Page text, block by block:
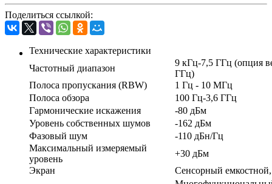
Поделиться ссылкой:
Технические характеристики
Частотный диапазон
9 кГц-7,5 ГГц (опция
ГГц)
Полоса пропускания (RBW)
1 Гц - 10 МГц
Полоса обзора
100 Гц-3,6 ГГц
Гармонические искажения
-80 дБм
Уровень собственных шумов
-162 дБм
Фазовый шум
-110 дБн/Гц
Максимальный измеряемый
уровень
+30 дБм
Экран
Сенсорный